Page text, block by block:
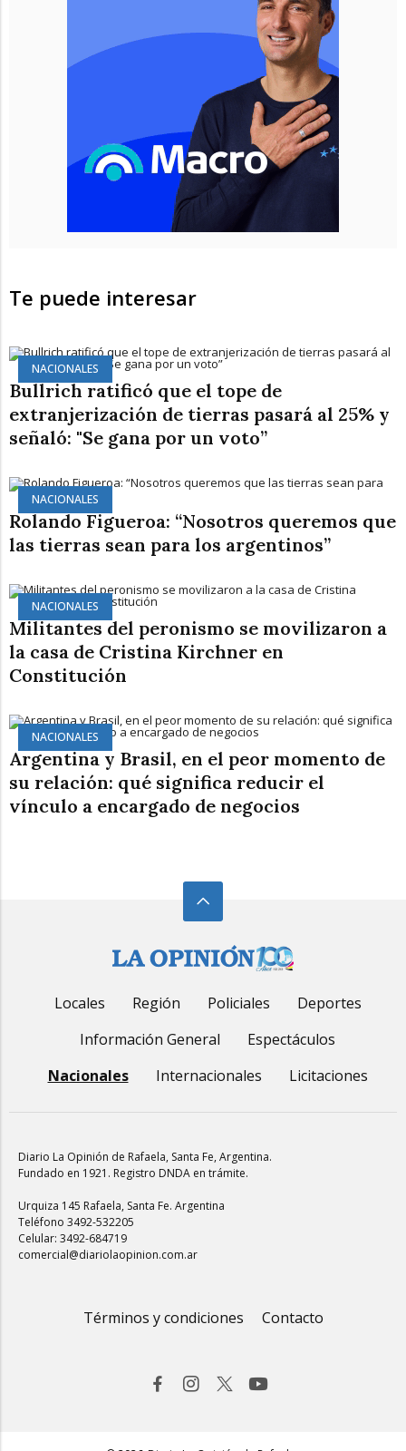
Te puede interesar
NACIONALES
Bullrich ratificó que el tope de
extranjerización de tierras pasará al 25% y
señaló: "Se gana por un voto”
NACIONALES
Rolando Figueroa: “Nosotros queremos que
las tierras sean para los argentinos”
NACIONALES
Militantes del peronismo se movilizaron a
la casa de Cristina Kirchner en
Constitución
NACIONALES
Argentina y Brasil, en el peor momento de
su relación: qué significa reducir el
vínculo a encargado de negocios
Locales Región Policiales
Deportes
Información General
Espectáculos
Nacionales
Internacionales Licitaciones
Diario La Opinión de Rafaela, Santa Fe, Argentina.
Fundado en 1921. Registro DNDA en trámite.
Urquiza 145 Rafaela, Santa Fe. Argentina
Teléfono 3492-532205
Celular: 3492-684719
comercial@diariolaopinion.com.ar
Términos y condiciones Contacto